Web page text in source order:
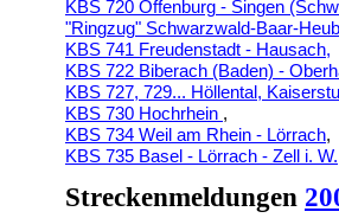
KBS 720 Offenburg - Singen
"Ringzug" Schwarzwald-Baar-
KBS 741 Freudenstadt - Hausach,
KBS 722 Biberach (Baden) -
KBS 727, 729... Höllental,
KBS 730 Hochrhein ,
KBS 734 Weil am Rhein - Lörrach,
KBS 735 Basel - Lörrach - Zell i. W.
Streckenmeldungen